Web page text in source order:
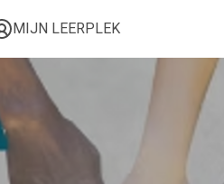
MIJN LEERPLEK
Voor mij
onderwerpen